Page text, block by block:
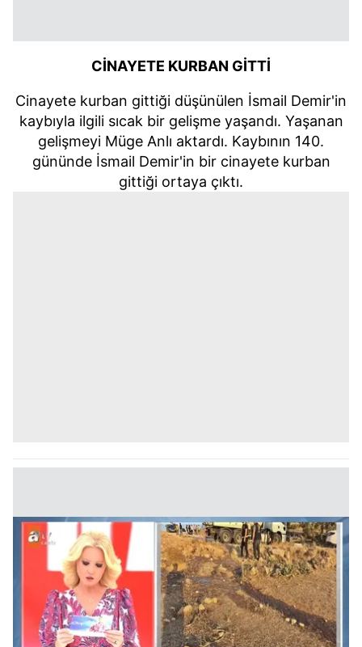
CİNAYETE KURBAN GİTTİ
Cinayete kurban gittiği düşünülen İsmail Demir'in
kaybıyla ilgili sıcak bir gelişme yaşandı. Yaşanan
gelişmeyi Müge Anlı aktardı. Kaybının 140.
gününde İsmail Demir'in bir cinayete kurban
gittiği ortaya çıktı.